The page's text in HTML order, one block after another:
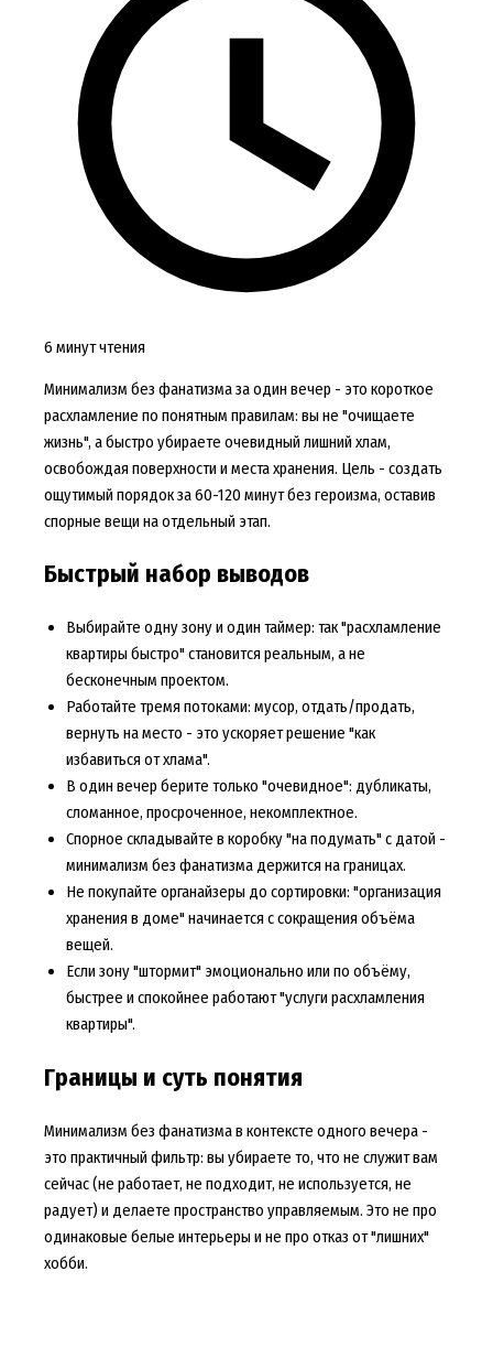
6 минут чтения
Минимализм без фанатизма за один вечер - это короткое
расхламление по понятным правилам: вы не "очищаете
жизнь", а быстро убираете очевидный лишний хлам,
освобождая поверхности и места хранения. Цель - создать
ощутимый порядок за 60-120 минут без героизма, оставив
спорные вещи на отдельный этап.
Быстрый набор выводов
Выбирайте одну зону и один таймер: так "расхламление
квартиры быстро" становится реальным, а не
бесконечным проектом.
Работайте тремя потоками: мусор, отдать/продать,
вернуть на место - это ускоряет решение "как
избавиться от хлама".
В один вечер берите только "очевидное": дубликаты,
сломанное, просроченное, некомплектное.
Спорное складывайте в коробку "на подумать" с датой -
минимализм без фанатизма держится на границах.
Не покупайте органайзеры до сортировки: "организация
хранения в доме" начинается с сокращения объёма
вещей.
Если зону "штормит" эмоционально или по объёму,
быстрее и спокойнее работают "услуги расхламления
квартиры".
Границы и суть понятия
Минимализм без фанатизма в контексте одного вечера -
это практичный фильтр: вы убираете то, что не служит вам
сейчас (не работает, не подходит, не используется, не
радует) и делаете пространство управляемым. Это не про
одинаковые белые интерьеры и не про отказ от "лишних"
хобби.